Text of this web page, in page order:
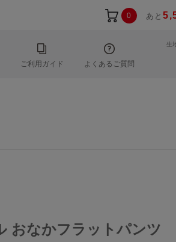
0 あと
ご利用ガイド よくあるご質問
生
おなかフラットパンツ